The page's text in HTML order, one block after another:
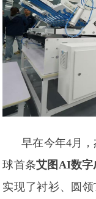
早在今年4月，
球首条艾图AI数字
实现了衬衫、圆